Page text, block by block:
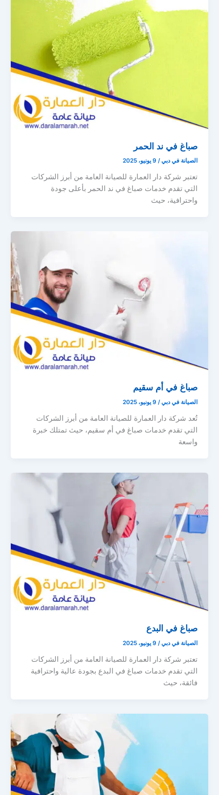
صباغ في ند الحمر
الصيانة في دبي/ 9 يونيو، 2025
تعتبر شركة دار العمارة للصيانة العامة من أبرز الشركات
التي تقدم خدمات صباغ في ند الحمر بأعلى جودة
واحترافية، حيث
صباغ في أم سقيم
الصيانة في دبي/ 9 يونيو، 2025
تُعد شركة دار العمارة للصيانة العامة من أبرز الشركات
التي تقدم خدمات صباغ في أم سقيم، حيث تمتلك خبرة
واسعة
صباغ في البدع
الصيانة في دبي/ 9 يونيو، 2025
تعتبر شركة دار العمارة للصيانة العامة من أبرز الشركات
التي تقدم خدمات صباغ في البدع بجودة عالية واحترافية
فائقة، حيث